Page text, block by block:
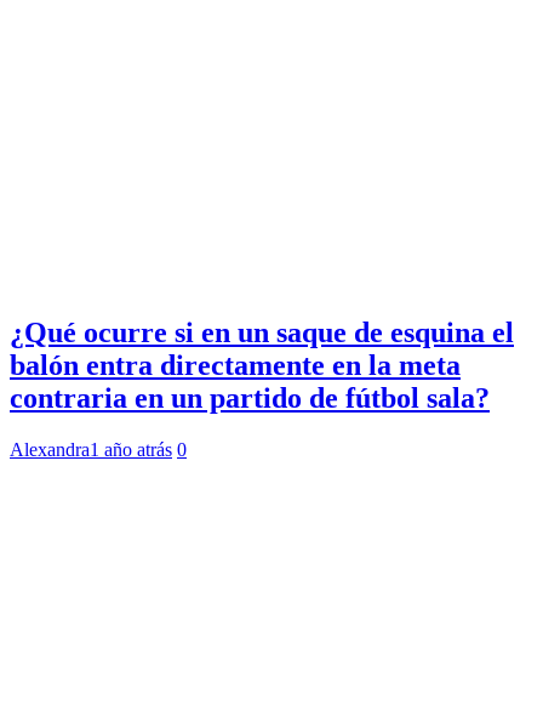
¿Qué ocurre si en un saque de esquina el
balón entra directamente en la meta
contraria en un partido de fútbol sala?
Alexandra1 año atrás 0